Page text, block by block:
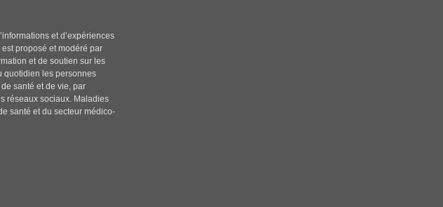
et d’expériences
proposé et modéré par
et de soutien sur les
quotidien les personnes
santé et de vie, par
réseaux sociaux. Maladies
santé et du secteur médico-